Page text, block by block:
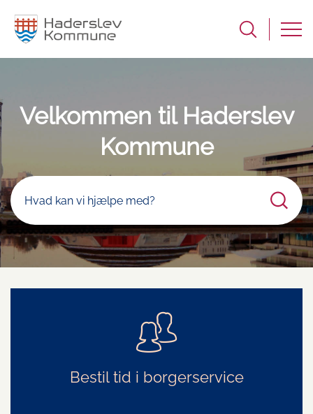
Velkommen til Haderslev
Kommune
Bestil tid i borgerservice